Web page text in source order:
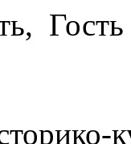
Гость